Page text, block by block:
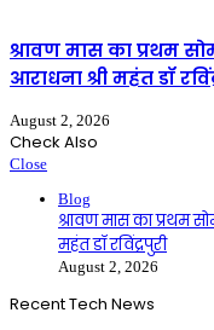
श्रावण मास का प्रथम
आराधना श्री महंत डॉ
August 2, 2026
Check Also
Close
Blog
श्रावण मास का प्रथम
महंत डॉ रविंद्रपुरी
August 2, 2026
Recent Tech News